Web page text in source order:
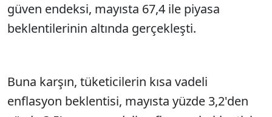
güven endeksi, mayısta 67,4 ile piyasa
beklentilerinin altında gerçekleşti.
Buna karşın, tüketicilerin kısa vadeli
enflasyon beklentisi, mayısta yüzde 3,2'den